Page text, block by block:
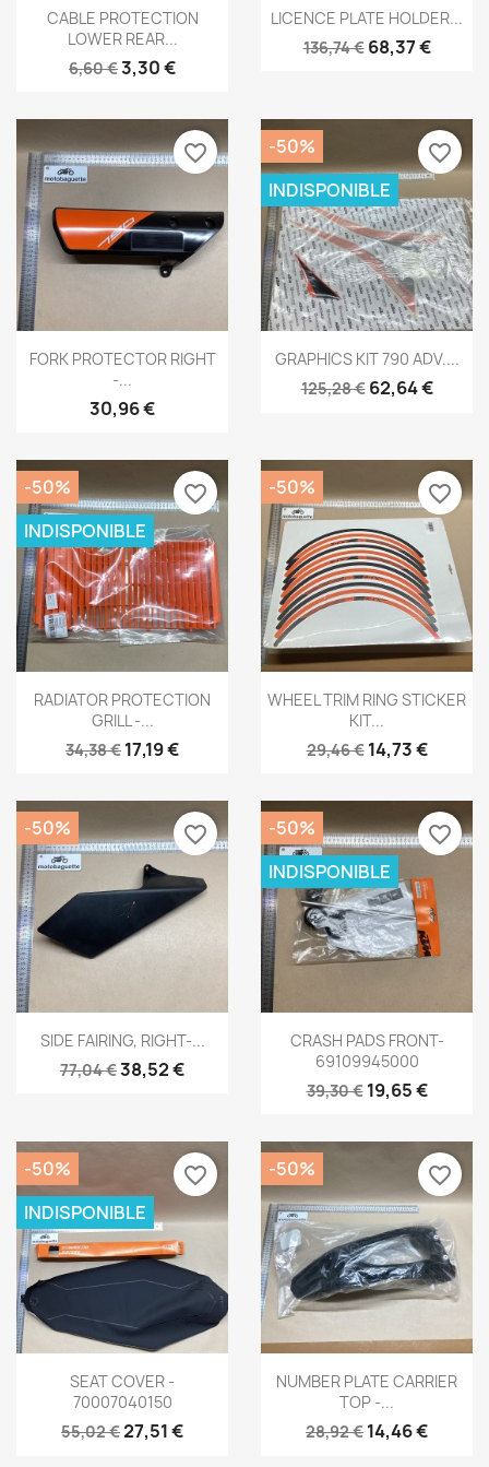
Aperçu rapide
CABLE PROTECTION
LOWER REAR...
6,60 €3,30 €
Aperçu rapide
LICENCE PLATE HOLDER...
136,74 € 68,37 €
Aperçu rapide
FORK PROTECTOR RIGHT
-...
30,96 €
favorite_border
Aperçu rapide
GRAPHICS KIT 790 ADV....
125,28 € 62,64 €
-50%
INDISPONIBLE
favorite_border
Aperçu rapide
RADIATOR PROTECTION
GRILL -...
34,38 € 17,19 €
-50%
INDISPONIBLE
favorite_border
 Aperçu rapide
WHEEL TRIM RING STICKER
KIT...
29,46 € 14,73 €
-50% favorite_border
 Aperçu rapide
SIDE FAIRING, RIGHT-...
77,04 €38,52 €
-50% favorite_border
Aperçu rapide
CRASH PADS FRONT-
69109945000
39,30 € 19,65 €
-50%
INDISPONIBLE
favorite_border
Aperçu rapide
SEAT COVER -
70007040150
55,02 €27,51 €
-50%
INDISPONIBLE
favorite_border
Aperçu rapide
NUMBER PLATE CARRIER
TOP -...
28,92 € 14,46 €
-50% favorite_border